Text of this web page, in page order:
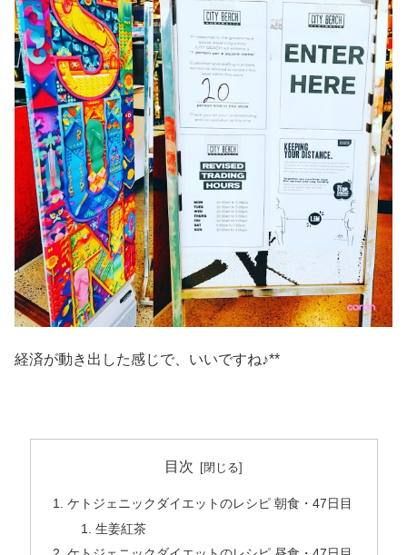
経済が動き出した感じで、いいですね♪**
目次
ケトジェニックダイエットのレシピ 朝食・47日目
生姜紅茶